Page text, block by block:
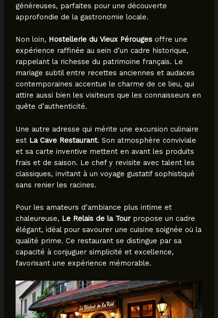
généreuses, parfaites pour une découverte
approfondie de la gastronomie locale.
Non loin, Hostellerie du Vieux Pérougesoffre une
expérience raffinée au sein d’un cadre historique,
rappelant la richesse du patrimoine français. Le
mariage subtil entre recettes anciennes et audaces
contemporaines accentue le charme de ce lieu, qui
attire aussi bien les visiteurs que les connaisseurs en
quête d’authenticité.
Une autre adresse qui mérite une excursion culinaire
est La Cave Restaurant. Son atmosphère conviviale
et sa carte inventive mettent en avant les produits
frais et de saison. Le chef y revisite avec talent les
classiques, invitant à un voyage gustatif sophistiqué
sans renier les racines.
Pour les amateurs d’ambiance plus intime et
chaleureuse, Le Relais de la Tourpropose un cadre
élégant, idéal pour savourer une cuisine soignée où la
qualité prime. Ce restaurant se distingue par sa
capacité à conjuguer simplicité et excellence,
favorisant une expérience mémorable.